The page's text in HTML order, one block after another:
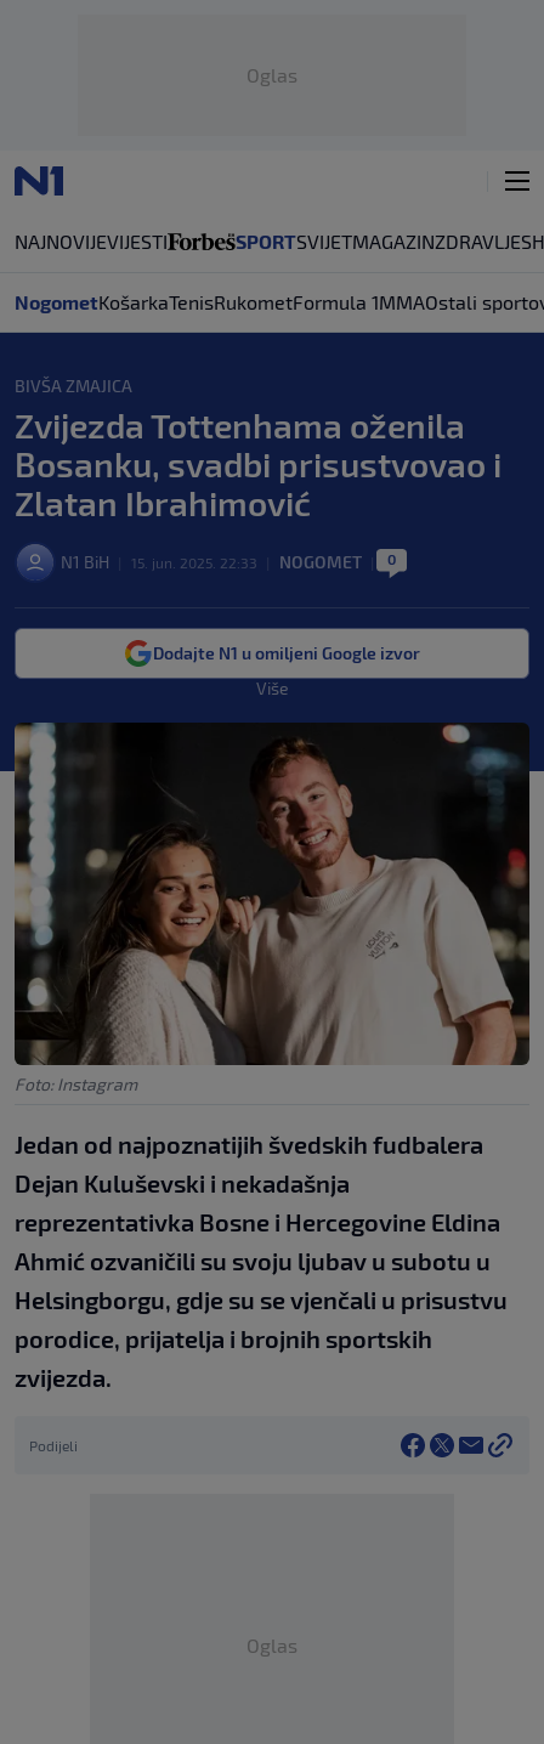
Oglas
NAJNOVIJEVIJESTI SPORTSVIJETMAGAZINZDRAVLJE
NogometKošarkaTenisRukometFormula 1MMAOstali
BIVŠA ZMAJICA
Zvijezda Tottenhama oženila
Bosanku, svadbi prisustvovao i
Zlatan Ibrahimović
N1 BiH 15. jun. 2025. 22:33 NOGOMET 0
Dodajte N1 u omiljeni Google izvor
Više
Foto: Instagram
Jedan od najpoznatijih švedskih fudbalera
Dejan Kuluševski i nekadašnja
reprezentativka Bosne i Hercegovine Eldina
Ahmić ozvaničili su svoju ljubav u subotu u
Helsingborgu, gdje su se vjenčali u prisustvu
porodice, prijatelja i brojnih sportskih
zvijezda.
Podijeli
Oglas